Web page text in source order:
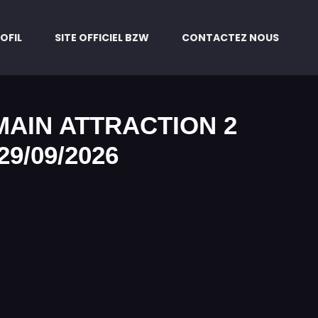
SITE OFFICIEL BZW CONTACTEZ NOUS
ATTRACTION 2
09/2026